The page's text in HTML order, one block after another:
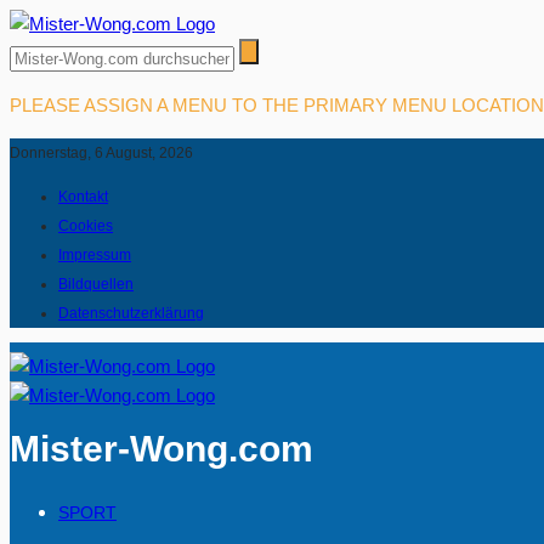
PLEASE ASSIGN A MENU TO THE PRIMARY MENU
Donnerstag, 6 August, 2026
Kontakt
Cookies
Impressum
Bildquellen
Datenschutzerklärung
Mister-Wong.com
SPORT